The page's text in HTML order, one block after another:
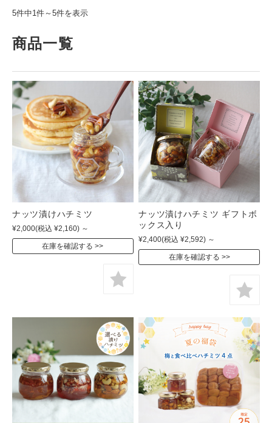
5件中1件～5件を表示
商品一覧
ナッツ漬けハチミツ
¥2,000(税込 ¥2,160) ～
在庫を確認する
ナッツ漬けハチミツ ギフトボ
ックス入り
¥2,400(税込 ¥2,592) ～
在庫を確認する